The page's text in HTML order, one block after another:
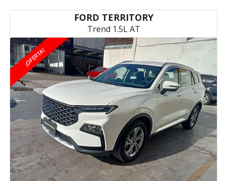
FORD TERRITORY
Trend 1.5L AT
¡OFERTA!